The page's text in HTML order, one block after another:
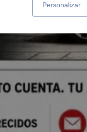
Personalizar